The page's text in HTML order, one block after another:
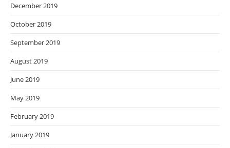
December 2019
October 2019
September 2019
August 2019
June 2019
May 2019
February 2019
January 2019